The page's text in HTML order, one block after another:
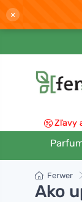
×
Zľavy
Ferwer
Ako